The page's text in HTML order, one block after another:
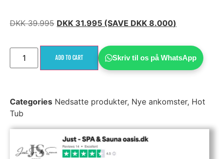
DKK39.995 DKK 31.995 (SAVE DKK 8.000)
ADD TO CART Skriv til os på WhatsApp
Categories Nedsatte produkter, Nye ankomster, Hot
Tub